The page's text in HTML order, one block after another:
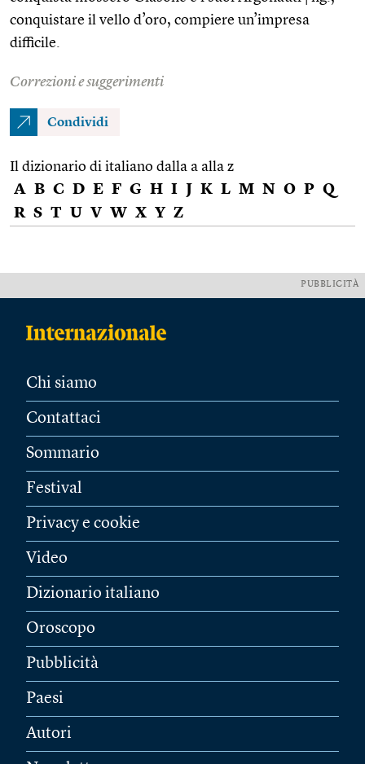
conquistare il vello d’oro, compiere un’impresa
difficile.
Correzioni e suggerimenti
Condividi
Il dizionario di italiano dalla a alla z
A B C D E F G H I J K L M N O P Q
R S T U V W X Y Z
PUBBLICITÀ
Chi siamo
Contattaci
Sommario
Festival
Privacy e cookie
Video
Dizionario italiano
Oroscopo
Pubblicità
Paesi
Autori